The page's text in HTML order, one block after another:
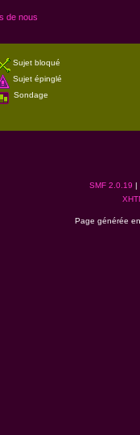
de nous
Sujet bloqué
Sujet épinglé
Sondage
SMF 2.0.19 |
Page générée